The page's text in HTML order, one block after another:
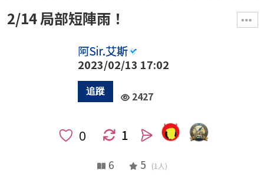
2/14 局部短陣雨！
阿Sir.艾斯
2023/02/13 17:02
2427
1
6 5 (1人)